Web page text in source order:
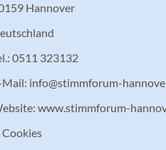
Hannover
0511 323132
Mail: info@stimmforum-
www.stimmforum-
Cookies